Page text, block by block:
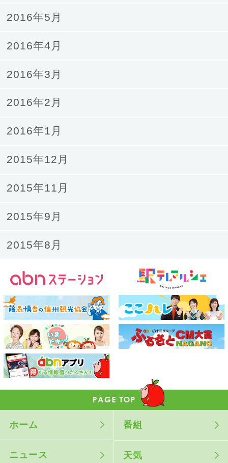
2016年5月
2016年4月
2016年3月
2016年2月
2016年1月
2015年12月
2015年11月
2015年9月
2015年8月
ホーム 番組
ニュース 天気